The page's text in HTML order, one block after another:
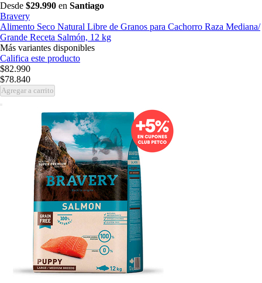
Desde $29.990 en Santiago
Bravery
Alimento Seco Natural Libre de Granos para Cachorro Raza Mediana/
Grande Receta Salmón, 12 kg
Más variantes disponibles
Califica este producto
$82.990
$78.840
Agregar a carrito